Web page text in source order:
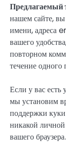
Предлагаемый
нашем сайте,
имени, адреса
вашего
повторном
течение одного
Если у вас есть
мы установим
поддержки
никакой
вашего браузера.